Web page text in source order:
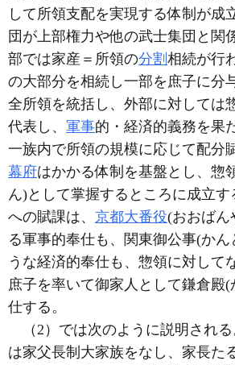
して所領支配を実現する体制が成
団が上部権力や他の武士集団と関
部では家産＝所領の分割 相続が行
の大部分を相続し一部を庶子に分
全所領を統括し、外部に対しては
代表し、 軍事的・経済的義務を果
一族内で所領の規模に応じて配分
幕府はかかる体制を基盤とし、惣
ん)として掌握するところに成立す
への賦課は、 京都大番役(おおばん
る軍事的奉仕も、関東御公事(かん
うな経済的奉仕も、惣領に対して
庶子を率いて御家人として鎌倉殿
仕する。
（2）では次のように説明され
は家父長制大家族をなし、家長た